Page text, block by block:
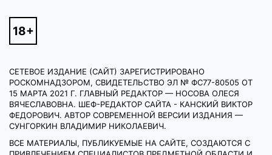
СЕТЕВОЕ ИЗДАНИЕ (САЙТ) ЗАРЕГИСТРИРОВАНО
РОСКОМНАДЗОРОМ, СВИДЕТЕЛЬСТВО ЭЛ № ФС77-80505 ОТ
15 МАРТА 2021 Г. ГЛАВНЫЙ РЕДАКТОР — НОСОВА ОЛЕСЯ
ВЯЧЕСЛАВОВНА. ШЕФ-РЕДАКТОР САЙТА - КАНСКИЙ ВИКТОР
ФЕДОРОВИЧ. АВТОР СОВРЕМЕННОЙ ВЕРСИИ ИЗДАНИЯ —
СУНГОРКИН ВЛАДИМИР НИКОЛАЕВИЧ.
ВСЕ МАТЕРИАЛЫ, ПУБЛИКУЕМЫЕ НА САЙТЕ, СОЗДАЮТСЯ С